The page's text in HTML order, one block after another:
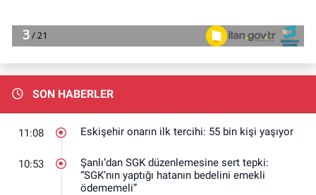
SON HABERLER
11:08 Eskişehir onarın ilk tercihi: 55 bin kişi yaşıyor
10:53
Şanlı’dan SGK düzenlemesine sert tepki:
“SGK’nın yaptığı hatanın bedelini emekli
ödememeli”